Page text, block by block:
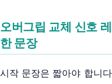
오버그립 교체 신호
한 문장
시작 문장은 짧아야 합니